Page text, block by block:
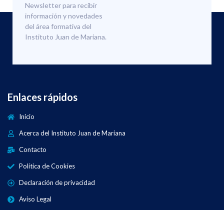
Newsletter para recibir
información y novedades
del área formativa del
Instituto Juan de Mariana.
Enlaces rápidos
Inicio
Acerca del Instituto Juan de Mariana
Contacto
Política de Cookies
Declaración de privacidad
Aviso Legal